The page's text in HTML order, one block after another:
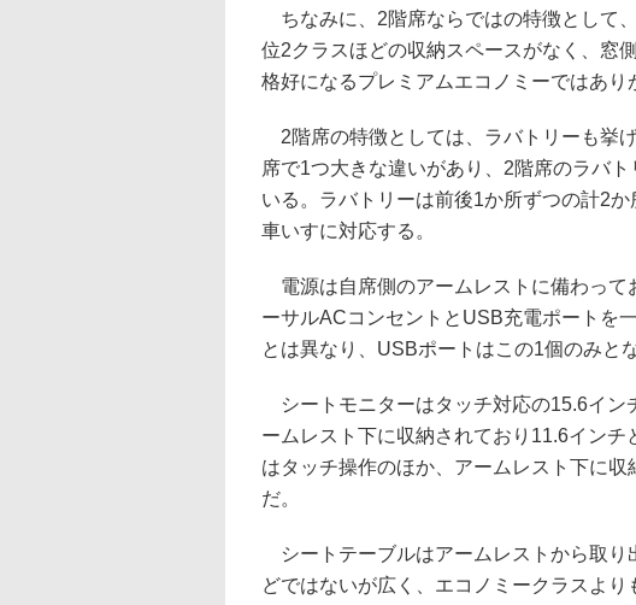
ちなみに、2階席ならではの特徴として
位2クラスほどの収納スペースがなく、窓
格好になるプレミアムエコノミーではあり
2階席の特徴としては、ラバトリーも挙
席で1つ大きな違いがあり、2階席のラバ
いる。ラバトリーは前後1か所ずつの計2
車いすに対応する。
電源は自席側のアームレストに備わって
ーサルACコンセントとUSB充電ポートを
とは異なり、USBポートはこの1個のみとな
シートモニターはタッチ対応の15.6イン
ームレスト下に収納されており11.6イン
はタッチ操作のほか、アームレスト下に
だ。
シートテーブルはアームレストから取り
どではないが広く、エコノミークラスよ